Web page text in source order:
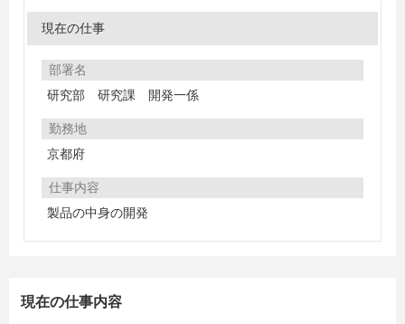
現在の仕事
部署名
研究部 研究課 開発一係
勤務地
京都府
仕事内容
製品の中身の開発
現在の仕事内容